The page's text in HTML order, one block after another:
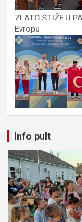
ZLATO STIŽE U
Evropu
Info pult